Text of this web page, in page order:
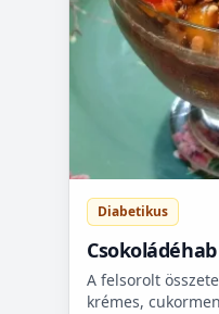
Diabetikus
A felsorolt
krémes,